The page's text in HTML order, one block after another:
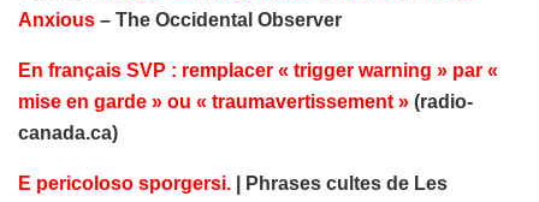
Anxious – The Occidental Observer
En français SVP : remplacer « trigger warning » par «
mise en garde » ou « traumavertissement » (radio-
canada.ca)
E pericoloso sporgersi. | Phrases cultes de Les